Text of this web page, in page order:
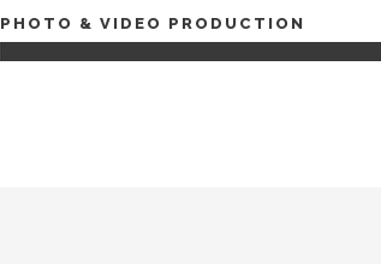
PHOTO & VIDEO PRODUCTION